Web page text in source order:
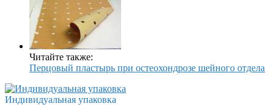
Читайте также:
Перцовый пластырь при остеохондрозе шейного отдела
Индивидуальная упаковка